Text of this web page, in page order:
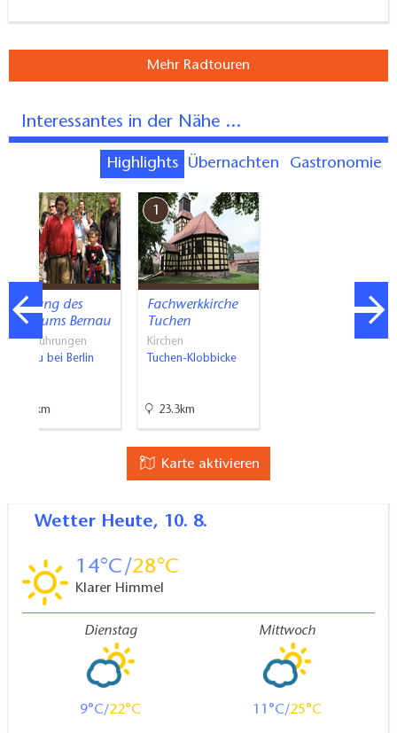
Mehr Radtouren
Interessantes in der Nähe ...
Highlights Übernachten Gastronomie
Führung des
Museums Bernau
Stadtführungen
Bernau bei Berlin
0.8km
1
Fachwerkkirche
Tuchen
Kirchen
Tuchen-Klobbicke
23.3km
Karte aktivieren
Wetter Heute, 10. 8.
14 28
Klarer Himmel
Dienstag
9 22
Mittwoch
11 25